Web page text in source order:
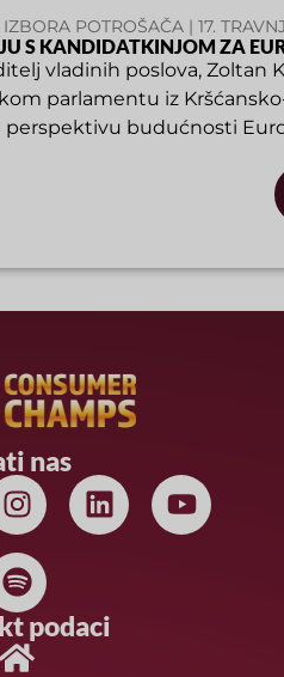
IZBORA POTROŠAČA | 17.
S KANDIDATKINJOM ZA
vladinih poslova, Zoltan
parlamentu iz
perspektivu budućnosti
nas
podaci